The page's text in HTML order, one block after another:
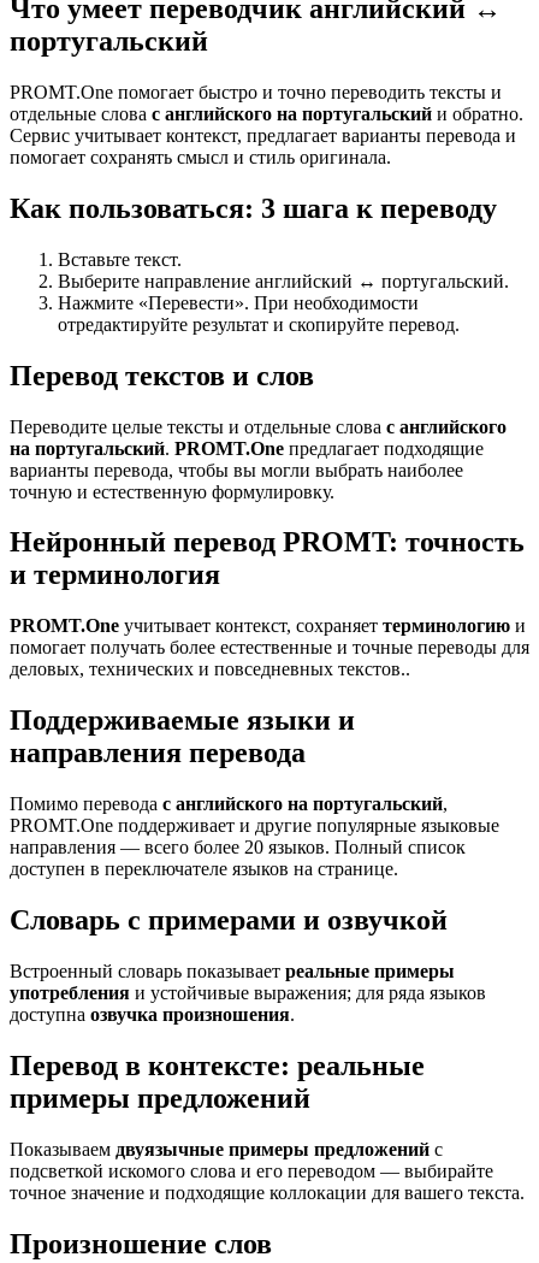
Что умеет переводчик английский ↔
португальский
PROMT.One помогает быстро и точно переводить тексты и
отдельные слова с английского на португальский и обратно.
Сервис учитывает контекст, предлагает варианты перевода и
помогает сохранять смысл и стиль оригинала.
Как пользоваться: 3 шага к переводу
Вставьте текст.
Выберите направление английский ↔ португальский.
Нажмите «Перевести». При необходимости
отредактируйте результат и скопируйте перевод.
Перевод текстов и слов
Переводите целые тексты и отдельные слова с английского
на португальский. PROMT.One предлагает подходящие
варианты перевода, чтобы вы могли выбрать наиболее
точную и естественную формулировку.
Нейронный перевод PROMT: точность
и терминология
PROMT.One учитывает контекст, сохраняет терминологию и
помогает получать более естественные и точные переводы для
деловых, технических и повседневных текстов..
Поддерживаемые языки и
направления перевода
Помимо перевода с английского на португальский,
PROMT.One поддерживает и другие популярные языковые
направления — всего более 20 языков. Полный список
доступен в переключателе языков на странице.
Словарь с примерами и озвучкой
Встроенный словарь показывает реальные примеры
употребления и устойчивые выражения; для ряда языков
доступна озвучка произношения.
Перевод в контексте: реальные
примеры предложений
Показываем двуязычные примеры предложений с
подсветкой искомого слова и его переводом — выбирайте
точное значение и подходящие коллокации для вашего текста.
Произношение слов